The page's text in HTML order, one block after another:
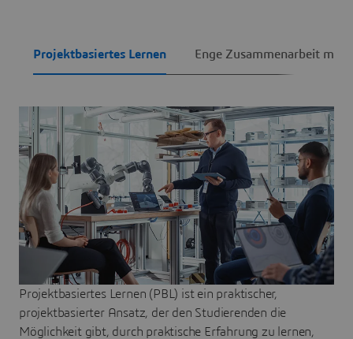
Projektbasiertes Lernen Enge Zusammenarbeit mit
Projektbasiertes Lernen (PBL) ist ein praktischer,
projektbasierter Ansatz, der den Studierenden die
Möglichkeit gibt, durch praktische Erfahrung zu lernen,